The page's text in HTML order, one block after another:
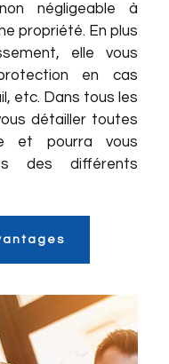
négligeable à
propriété. En plus
elle vous
en cas
etc. Dans tous les
détailler toutes
et pourra vous
des différents